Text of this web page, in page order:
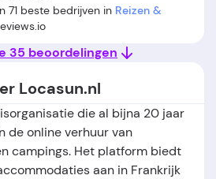
71 beste bedrijven in Reizen &
35 beoordelingen
Locasun.nl
die al bijna 20 jaar
de online verhuur van
campings. Het platform biedt
aan in Frankrijk